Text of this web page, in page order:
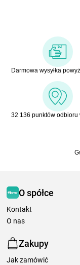
Darmowa wysyłka
32 136 punktów odbioru
O spółce
Kontakt
O nas
Zakupy
Jak zamówić